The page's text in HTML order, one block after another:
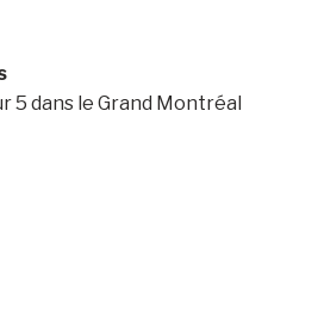
5 dans le Grand Montréal